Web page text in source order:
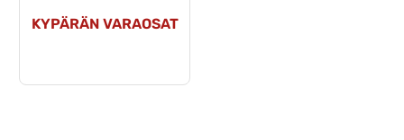
KYPÄRÄN VARAOSAT